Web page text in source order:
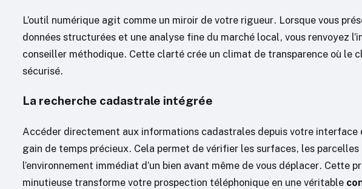
L’outil numérique agit comme un miroir de votre rigueur. Lorsque vous
données structurées et une analyse fine du marché local, vous renvoyez
conseiller méthodique. Cette clarté crée un climat de transparence où le
sécurisé.
La recherche cadastrale intégrée
Accéder directement aux informations cadastrales depuis votre interface
gain de temps précieux. Cela permet de vérifier les surfaces, les parcelles
l’environnement immédiat d’un bien avant même de vous déplacer. Cette
minutieuse transforme votre prospection téléphonique en une véritable